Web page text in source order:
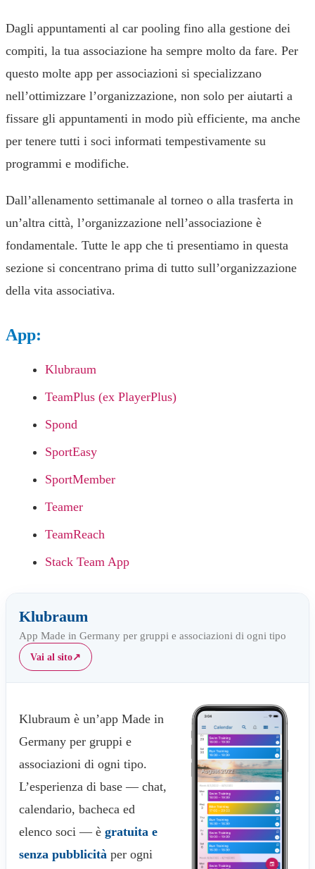
Dagli appuntamenti al car pooling fino alla gestione dei
compiti, la tua associazione ha sempre molto da fare. Per
questo molte app per associazioni si specializzano
nell’ottimizzare l’organizzazione, non solo per aiutarti a
fissare gli appuntamenti in modo più efficiente, ma anche
per tenere tutti i soci informati tempestivamente su
programmi e modifiche.
Dall’allenamento settimanale al torneo o alla trasferta in
un’altra città, l’organizzazione nell’associazione è
fondamentale. Tutte le app che ti presentiamo in questa
sezione si concentrano prima di tutto sull’organizzazione
della vita associativa.
App:
Klubraum
TeamPlus (ex PlayerPlus)
Spond
SportEasy
SportMember
Teamer
TeamReach
Stack Team App
Klubraum
App Made in Germany per gruppi e associazioni di ogni tipo
Vai al sito↗
Klubraum è un’app Made in
Germany per gruppi e
associazioni di ogni tipo.
L’esperienza di base — chat,
calendario, bacheca ed
elenco soci — è gratuita e
senza pubblicitàper ogni